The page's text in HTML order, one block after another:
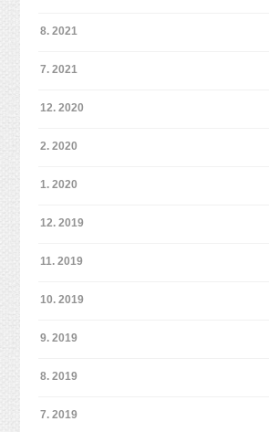
8. 2021
7. 2021
12. 2020
2. 2020
1. 2020
12. 2019
11. 2019
10. 2019
9. 2019
8. 2019
7. 2019